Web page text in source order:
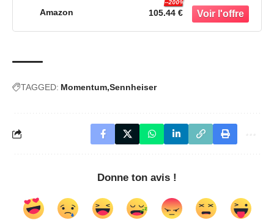
batterie de 28 heures, Noir
Amazon 105.44 €
--200%
TAGGED: Momentum Sennheiser
Donne ton avis !